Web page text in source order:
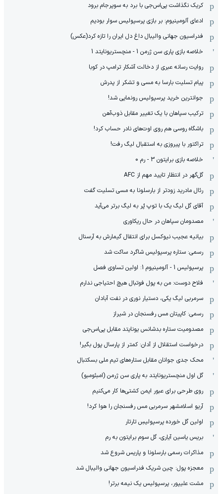
کریک نگذاشت پی‌اس‌جی با برد به سوپرجام برود
ادعای آلومینیوم: بر بازی پرسپولیس سوار بودیم
فدراسیون جهانی والیبال داغ دل ایران را تازه کرد(عکس)
خلاصه بازی پاری سن ژرمن 1 - منچستریونایتد 1
روایت رسانه عبری از دخالت آشکار ترامپ در کوبا
پیام تسلیت بارسا به مسی و تشکر از پدرش
جوانترین خرید پرسپولیس رونمایی شد!
ترکیب سپاهان با یک تغییر مقابل ذوب‌آهن
باشگاه روسی هم روی اوت‌های نادر حساب کرد!
تراکتور با پیروزی به استقبال لیگ رفت!
خلاصه بازی برایتون 3 - رم 0
گل‌گهر در انتظار تایید مهم از ‌AFC
رئال مادرید زودتر از بارسلونا به مسی تسلیت گفت
آقای گل لیگ یک با توپ پُر به لیگ برتر می‌آید
مصدومان سپاهان در حال ریکاوری
بیانیه عجیب نیوکسل برای انتقال گیمارش به آرسنال
رسمی: ستاره پرسپولیس شاگرد ساکت شد
پرسپولیس 1 - آلومینیوم 1: اولین تساوی فصل
فلاح دوست: من به پول فوتبال هیچ احتیاجی ندارم
سرمربی لیگ یکی، دستیار نوری در نفت آبادان
رسمی: کاپیتان مس رفسنجان در شیراز
مصدومیت ستاره بدشانس یونایتد مقابل پی‌اس‌جی
درخواست استقلال از آدان: کمتر از پارسال پول بگیر!
محک جدی ‌جوانان مقابل ستاره‌های تیم ملی بسکتبال
گل اول منچستریونایتد به پاری سن ژرمن (امبئومبو)
روی طرحی برای عبور ایمن کشتی‌ها کار می‌کنیم
آریو اسلامشهر سرمربی مس رفسنجان را هوا کرد!
اولین گل خورده پرسپولیسِ تارتار
بریس یاسین آیاری، گل سوم برایتون به رم
مذاکرات رسمی بارسلونا و پاریس شروع شد
معجزه پول: چین شریک فدراسیون جهانی والیبال شد
مشت علیپور، پرسپولیس یک نیمه برتر!